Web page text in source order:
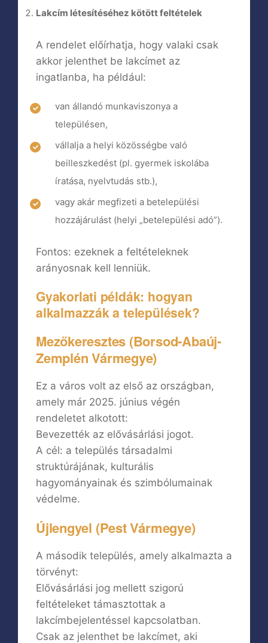
Lakcím létesítéséhez kötött feltételek
A rendelet előírhatja, hogy valaki csak
akkor jelenthet be lakcímet az
ingatlanba, ha például:
van állandó munkaviszonya a
településen,
vállalja a helyi közösségbe való
beilleszkedést (pl. gyermek iskolába
íratása, nyelvtudás stb.),
vagy akár megfizeti a betelepülési
hozzájárulást (helyi „betelepülési adó”).
Fontos: ezeknek a feltételeknek
arányosnak kell lenniük.
Gyakorlati példák: hogyan
alkalmazzák a települések?
Mezőkeresztes (Borsod-Abaúj-
Zemplén Vármegye)
Ez a város volt az első az országban,
amely már 2025. június végén
rendeletet alkotott:
Bevezették az elővásárlási jogot.
A cél: a település társadalmi
struktúrájának, kulturális
hagyományainak és szimbólumainak
védelme.
Újlengyel (Pest Vármegye)
A második település, amely alkalmazta a
törvényt:
Elővásárlási jog mellett szigorú
feltételeket támasztottak a
lakcímbejelentéssel kapcsolatban.
Csak az jelenthet be lakcímet, aki